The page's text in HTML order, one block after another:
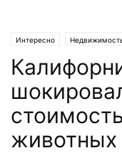
Интересно
Эксклюзив
животных